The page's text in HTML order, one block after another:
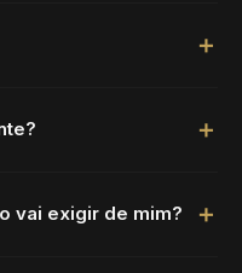
vai exigir de mim?